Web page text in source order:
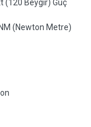
(120 Beygir) Güç
(Newton Metre)